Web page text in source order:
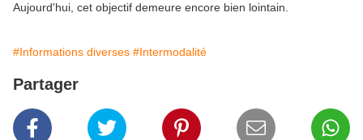
Aujourd'hui, cet objectif demeure encore bien lointain.
#Informations diverses #Intermodalité
Partager